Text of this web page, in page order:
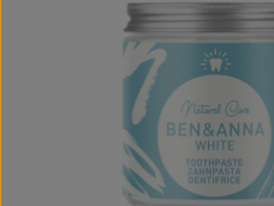
Vorratskammer...